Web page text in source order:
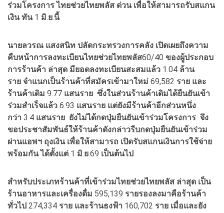
ร่วมโครงการ ไทยช่วยไทยพลัส ด่วน เพื่อให้สามารถรับสแกน
เงิน ทัน1 มิ.ย.นี้
นายลวรณ แสงสนิท ปลัดกระทรวงการคลัง เปิดเผยถึงความ
คืบหน้าการลงทะเบียนไทยช่วยไทยพลัส60/40 ของผู้ประกอบ
การร้านค้า ล่าสุด มียอดลงทะเบียนสะสมแล้ว 1.04 ล้าน
ราย จำแนกเป็นร้านค้าที่สมัครเข้ามาใหม่ 69,582 ราย และ
ร้านค้าเดิม 9.77 แสนราย ซึ่งในส่วนร้านค้าเดิมได้ยืนยันเข้า
ร่วมสำเร็จแล้ว 6.93 แสนราย แต่ยังมีร้านค้าอีกส่วนหนึ่ง
กว่า 3.4 แสนราย ยังไม่ได้กดปุ่มยืนยันเข้าร่วมโครงการ จึง
ขอประชาสัมพันธ์ให้ร้านค้าดังกล่าวรีบกดปุ่มยืนยันเข้าร่วม
ผ่านแอพฯ ถุงเงิน เพื่อให้สามารถ เปิดรับสแกนเงินการใช้จ่าย
พร้อมกัน ได้ตั้งแต่ 1 มิ.ย.69 เป็นต้นไป
สำหรับประเภทร้านค้าที่เข้าร่วมไทยช่วยไทยพลัส ล่าสุด เป็น
ร้านอาหารและเครื่องดื่ม 595,139 รายรองลงมาคือร้านค้า
ทั่วไป 274,334 ราย และร้านธงฟ้า 160,702 ราย เมื่อและยัง